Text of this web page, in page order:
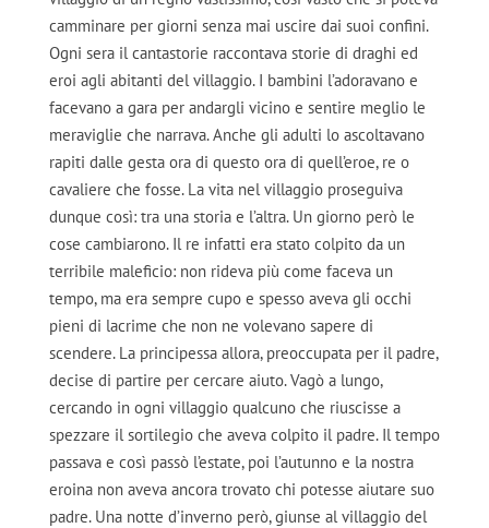
camminare per giorni senza mai uscire dai suoi confini.
Ogni sera il cantastorie raccontava storie di draghi ed
eroi agli abitanti del villaggio. I bambini l’adoravano e
facevano a gara per andargli vicino e sentire meglio le
meraviglie che narrava. Anche gli adulti lo ascoltavano
rapiti dalle gesta ora di questo ora di quell’eroe, re o
cavaliere che fosse. La vita nel villaggio proseguiva
dunque così: tra una storia e l’altra. Un giorno però le
cose cambiarono. Il re infatti era stato colpito da un
terribile maleficio: non rideva più come faceva un
tempo, ma era sempre cupo e spesso aveva gli occhi
pieni di lacrime che non ne volevano sapere di
scendere. La principessa allora, preoccupata per il padre,
decise di partire per cercare aiuto. Vagò a lungo,
cercando in ogni villaggio qualcuno che riuscisse a
spezzare il sortilegio che aveva colpito il padre. Il tempo
passava e così passò l’estate, poi l’autunno e la nostra
eroina non aveva ancora trovato chi potesse aiutare suo
padre. Una notte d’inverno però, giunse al villaggio del